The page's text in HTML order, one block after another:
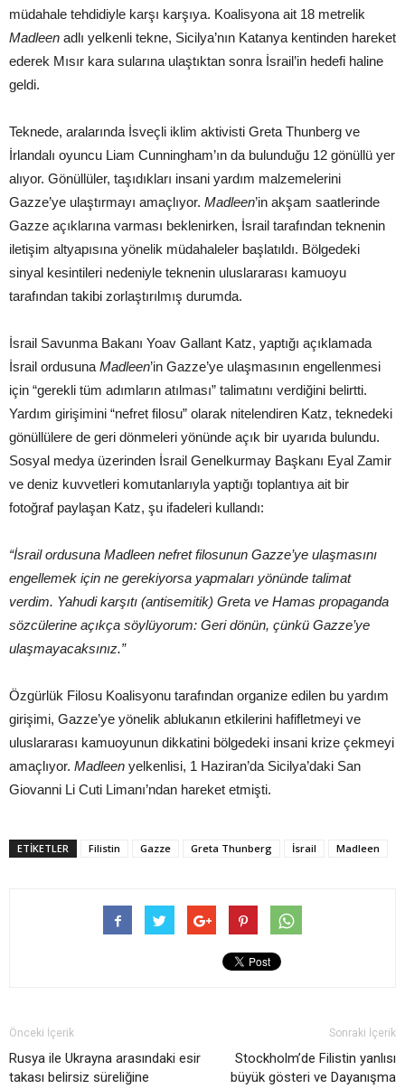
müdahale tehdidiyle karşı karşıya. Koalisyona ait 18 metrelik
Madleen adlı yelkenli tekne, Sicilya’nın Katanya kentinden hareket
ederek Mısır kara sularına ulaştıktan sonra İsrail’in hedefi haline
geldi.
Teknede, aralarında İsveçli iklim aktivisti Greta Thunberg ve
İrlandalı oyuncu Liam Cunningham’ın da bulunduğu 12 gönüllü yer
alıyor. Gönüllüler, taşıdıkları insani yardım malzemelerini
Gazze’ye ulaştırmayı amaçlıyor. Madleen’in akşam saatlerinde
Gazze açıklarına varması beklenirken, İsrail tarafından teknenin
iletişim altyapısına yönelik müdahaleler başlatıldı. Bölgedeki
sinyal kesintileri nedeniyle teknenin uluslararası kamuoyu
tarafından takibi zorlaştırılmış durumda.
İsrail Savunma Bakanı Yoav Gallant Katz, yaptığı açıklamada
İsrail ordusuna Madleen’in Gazze’ye ulaşmasının engellenmesi
için “gerekli tüm adımların atılması” talimatını verdiğini belirtti.
Yardım girişimini “nefret filosu” olarak nitelendiren Katz, teknedeki
gönüllülere de geri dönmeleri yönünde açık bir uyarıda bulundu.
Sosyal medya üzerinden İsrail Genelkurmay Başkanı Eyal Zamir
ve deniz kuvvetleri komutanlarıyla yaptığı toplantıya ait bir
fotoğraf paylaşan Katz, şu ifadeleri kullandı:
“İsrail ordusuna Madleen nefret filosunun Gazze’ye ulaşmasını
engellemek için ne gerekiyorsa yapmaları yönünde talimat
verdim. Yahudi karşıtı (antisemitik) Greta ve Hamas propaganda
sözcülerine açıkça söylüyorum: Geri dönün, çünkü Gazze’ye
ulaşmayacaksınız.”
Özgürlük Filosu Koalisyonu tarafından organize edilen bu yardım
girişimi, Gazze’ye yönelik ablukanın etkilerini hafifletmeyi ve
uluslararası kamuoyunun dikkatini bölgedeki insani krize çekmeyi
amaçlıyor. Madleen yelkenlisi, 1 Haziran’da Sicilya’daki San
Giovanni Li Cuti Limanı’ndan hareket etmişti.
ETIKETLER Filistin Gazze Greta Thunberg İsrail Madleen
Önceki İçerik
Rusya ile Ukrayna arasındaki esir
takası belirsiz süreliğine
Sonraki İçerik
Stockholm’de Filistin yanlısı
büyük gösteri ve Dayanışma